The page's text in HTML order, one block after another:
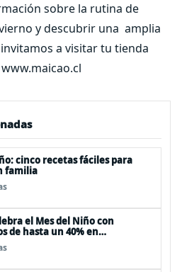
sobre la rutina de
y descubrir una amplia
a visitar tu tienda
cinco recetas fáciles para
familia
el Mes del Niño con
de hasta un 40% en
cine, shows y streaming